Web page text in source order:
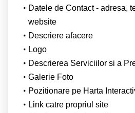
Datele de Contact - adresa,
website
Descriere afacere
Logo
Descrierea Serviciilor si a
Galerie Foto
Pozitionare pe Harta
Link catre propriul site